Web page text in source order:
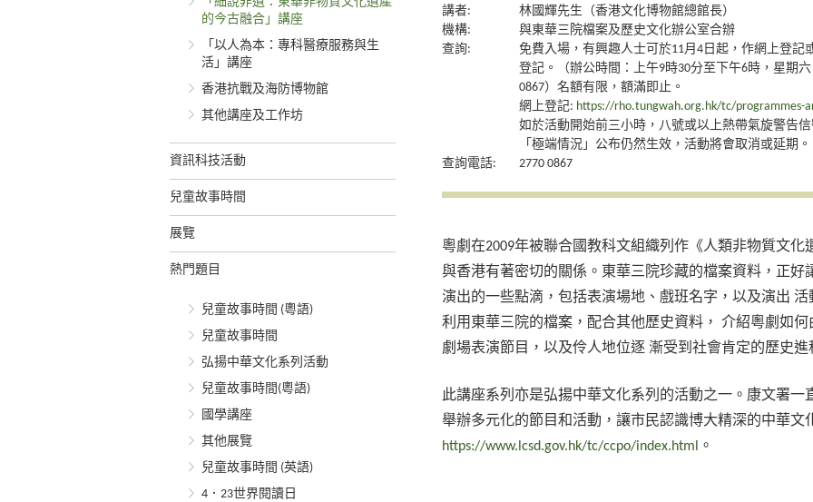
的今古融合」講座
「以人為本：專科醫療服務與生
活」講座
香港抗戰及海防博物館
其他講座及工作坊
資訊科技活動
兒童故事時間
展覽
熱門題目
兒童故事時間 (粵語)
兒童故事時間
弘揚中華文化系列活動
兒童故事時間(粵語)
國學講座
其他展覽
兒童故事時間 (英語)
4．23世界閱讀日
講者:
林國輝先生（香港文化博物館總館長）
機構:
與東華三院檔案及歷史文化辦公室合辦
查詢:
免費入場，有興趣人士可於11月4日起，作網上登記
登記。（辦公時間：上午9時30分至下午6時，星期
0867）名額有限，額滿即止。
網上登記: https://rho.tungwah.org.hk/tc/programmes-
如於活動開始前三小時，八號或以上熱帶氣旋警告
「極端情況」公布仍然生效，活動將會取消或延期。
查詢電話:
2770 0867
粵劇在2009年被聯合國教科文組織列作《人類非物質文
與香港有著密切的關係。東華三院珍藏的檔案資料，正好
演出的一些點滴，包括表演場地、戲班名字，以及演出
利用東華三院的檔案，配合其他歷史資料， 介紹粵劇如
劇場表演節目，以及伶人地位逐 漸受到社會肯定的歷史進
此講座系列亦是弘揚中華文化系列的活動之一。康文署
舉辦多元化的節目和活動，讓市民認識博大精深的中華文
https://www.lcsd.gov.hk/tc/ccpo/index.html
。